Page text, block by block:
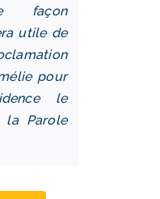
façon
utile de
pour
le
la Parole